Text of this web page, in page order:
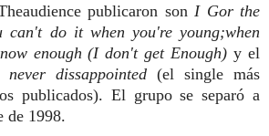
publicaron son I Gor the
can't do it when you're young;when
enough (I don't get Enough) y el
dissappointed (el single más
publicados). El grupo se separó a
de 1998.